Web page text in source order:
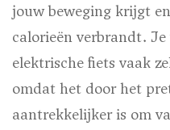
jouw beweging krijgt
calorieën verbrandt.
elektrische fiets vaak
omdat het door het
aantrekkelijker is om